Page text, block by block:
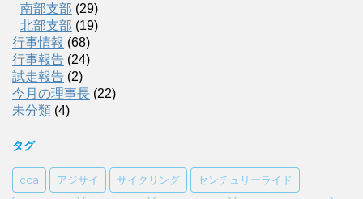
南部支部 (29)
北部支部 (19)
行事情報 (68)
行事報告 (24)
試走報告 (2)
今月の理事長 (22)
未分類 (4)
タグ
cca アジサイ サイクリング センチュリーライド